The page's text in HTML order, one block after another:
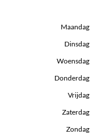
Maandag
Dinsdag
Woensdag
Donderdag
Vrijdag
Zaterdag
Zondag